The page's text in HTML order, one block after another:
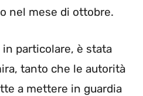
nel mese di ottobre.
in particolare, è stata
tanto che le autorità
a mettere in guardia